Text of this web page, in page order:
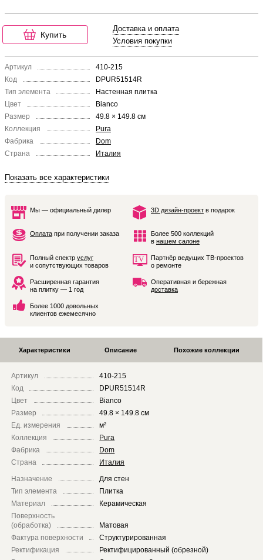
Купить
Доставка и оплата
Условия покупки
Артикул
410-215
Код
DPUR51514R
Тип элемента
Настенная плитка
Цвет
Bianco
Размер
49.8 × 149.8 см
Коллекция
Pura
Фабрика
Dom
Страна
Италия
Показать все характеристики
Мы — официальный дилер 3D дизайн-проект в подарок
Оплата при получении заказа
Более 500 коллекций
в нашем салоне
Полный спектр услуг
и сопутствующих товаров
Партнёр ведущих ТВ-проектов
о ремонте
Расширенная гарантия
на плитку — 1 год
Оперативная и бережная
доставка
Более 1000 довольных
клиентов ежемесячно
Характеристики Описание Похожие коллекции
Артикул
410-215
Код
DPUR51514R
Цвет
Bianco
Размер
49.8 × 149.8 см
Ед. измерения
м²
Коллекция
Pura
Фабрика
Dom
Страна
Италия
Назначение
Для стен
Тип элемента
Плитка
Материал
Керамическая
Поверхность
(обработка)
Матовая
Фактура поверхности
Структурированная
Ректификация
Ректифицированный (обрезной)